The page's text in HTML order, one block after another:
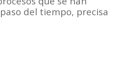
del tiempo, precisa